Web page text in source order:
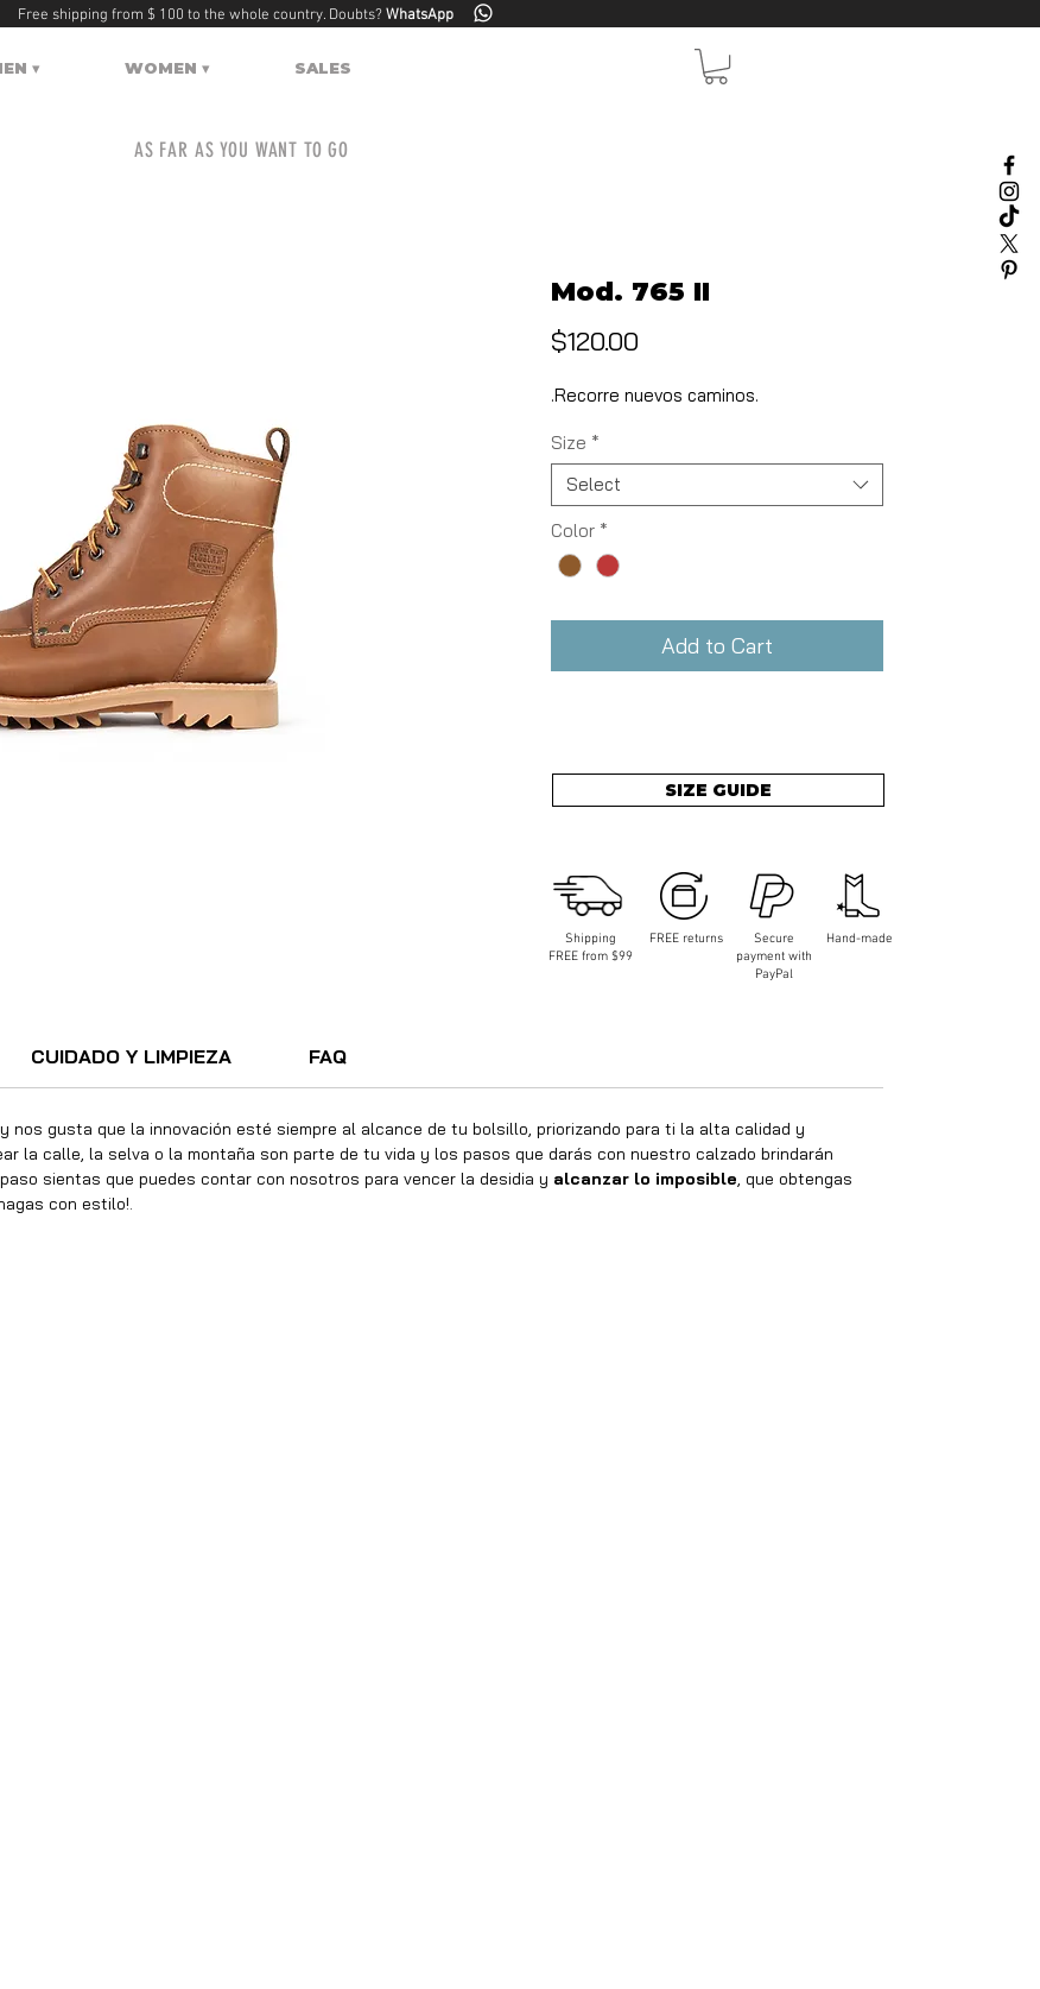
Free shipping from $ 100 to the whole country. Doubts?WhatsApp
▾ WOMEN ▾ SALES
Hand-made
Secure
payment with
PayPal
FREE returns
Shipping
FREE from $99
SIZE GUIDE
AS FAR AS YOU WANT TO GO
Mod. 765 II
$120.00
.Recorre nuevos caminos.
Size *
Select
Color *
Add to Cart
CUIDADO Y LIMPIEZA FAQ
y nos gusta que la innovación esté siempre al alcance de tu bolsillo, priorizando para ti la alta calidad y
la calle, la selva o la montaña son parte de tu vida y los pasos que darás con nuestro calzado brindarán
sientas que puedes contar con nosotros para vencer la desidia y alcanzar lo imposible, que obtengas
con estilo!.